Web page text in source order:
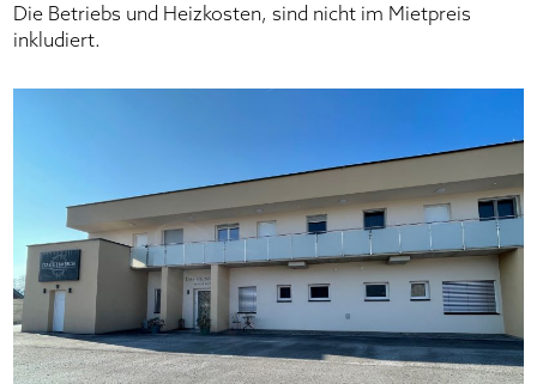
Die Betriebs und Heizkosten, sind nicht im Mietpreis
inkludiert.